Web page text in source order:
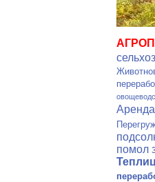
помол